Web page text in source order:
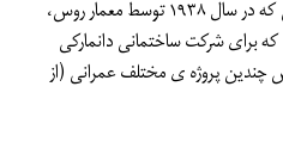
عمارت خوانساری خانه ای است در نزدیک میدان فردوسی که در سال ۱۹۳۸ توسط معمار روس،
برای شرکت ساختمانی دانمارکی
ی ۱۹۳۰ شرکت کمپسکس چندین پروژه ی مختلف عمرانی (از